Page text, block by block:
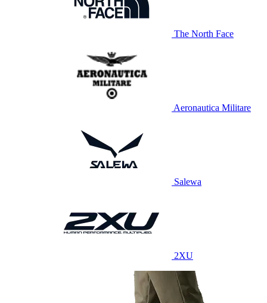
The North Face
Aeronautica Militare
Salewa
2XU